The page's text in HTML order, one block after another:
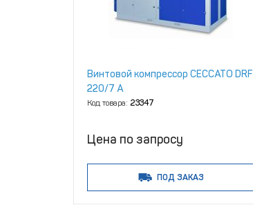
Винтовой компрессор CECCATO DRF
220/7 A
Код товара: 23347
Цена по запросу
ПОД ЗАКАЗ